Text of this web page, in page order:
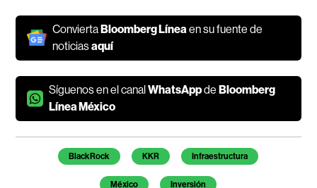
ConviertaBloomberg Línea en su fuente de
noticiasaquí
Síguenos en el canalWhatsAppdeBloomberg
Línea México
Temas de este artículo
BlackRock KKR Infraestructura
México Inversión